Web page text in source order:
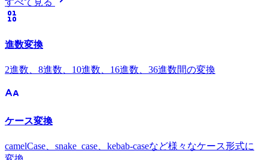
すべて見る
進数変換
2進数、8進数、10進数、16進数、36進数間の変換
ケース変換
camelCase、snake_case、kebab-caseなど様々なケース形式に